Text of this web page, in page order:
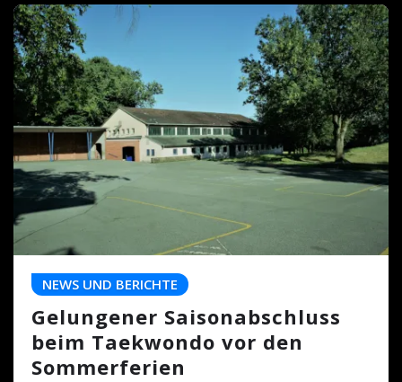
NEWS UND BERICHTE
Gelungener Saisonabschluss
beim Taekwondo vor den
Sommerferien